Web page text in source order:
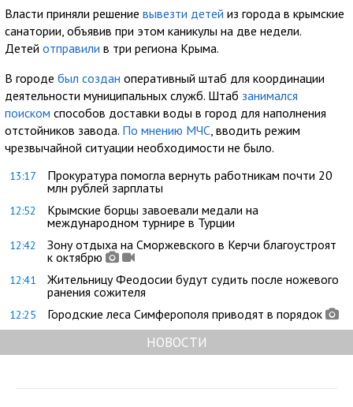
Власти приняли решение вывезти детей из города в крымские
санатории, объявив при этом каникулы на две недели.
Детей отправили в три региона Крыма.
В городе был создан оперативный штаб для координации
деятельности муниципальных служб. Штаб занимался
поиском способов доставки воды в город для наполнения
отстойников завода. По мнению МЧС, вводить режим
чрезвычайной ситуации необходимости не было.
13:17
Прокуратура помогла вернуть работникам почти 20
млн рублей зарплаты
12:52
Крымские борцы завоевали медали на
международном турнире в Турции
12:42
Зону отдыха на Сморжевского в Керчи благоустроят
к октябрю
12:41
Жительницу Феодосии будут судить после ножевого
ранения сожителя
12:25 Городские леса Симферополя приводят в порядок
НОВОСТИ